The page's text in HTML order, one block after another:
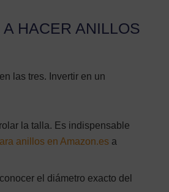
HACER ANILLOS
las tres. Invertir en un
la talla. Es indispensable
anillos en Amazon.es a
el diámetro exacto del